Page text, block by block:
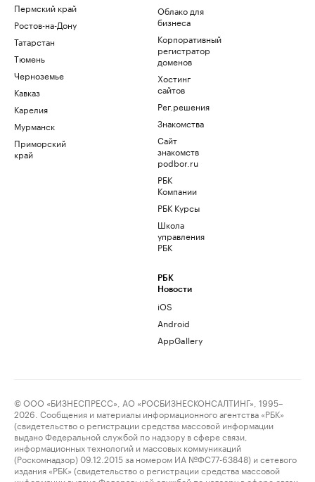
Пермский край
Ростов-на-Дону
Татарстан
Тюмень
Черноземье
Кавказ
Карелия
Мурманск
Приморский
край
Облако для
бизнеса
Корпоративный
регистратор
доменов
Хостинг
сайтов
Рег.решения
Знакомства
Сайт
знакомств
podbor.ru
РБК
Компании
РБК Курсы
Школа
управления
РБК
РБК
Новости
iOS
Android
AppGallery
© ООО «БИЗНЕСПРЕСС», АО «РОСБИЗНЕСКОНСАЛТИНГ», 1995–
2026. Сообщения и материалы информационного агентства «РБК»
(свидетельство о регистрации средства массовой информации
выдано Федеральной службой по надзору в сфере связи,
информационных технологий и массовых коммуникаций
(Роскомнадзор) 09.12.2015 за номером ИА №ФС77-63848) и сетевого
издания «РБК» (свидетельство о регистрации средства массовой